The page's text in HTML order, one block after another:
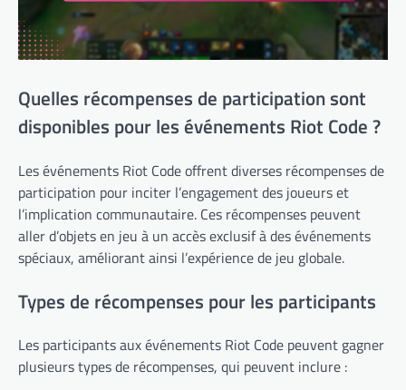
Quelles récompenses de participation sont
disponibles pour les événements Riot Code ?
Les événements Riot Code offrent diverses récompenses de
participation pour inciter l’engagement des joueurs et
l’implication communautaire. Ces récompenses peuvent
aller d’objets en jeu à un accès exclusif à des événements
spéciaux, améliorant ainsi l’expérience de jeu globale.
Types de récompenses pour les participants
Les participants aux événements Riot Code peuvent gagner
plusieurs types de récompenses, qui peuvent inclure :